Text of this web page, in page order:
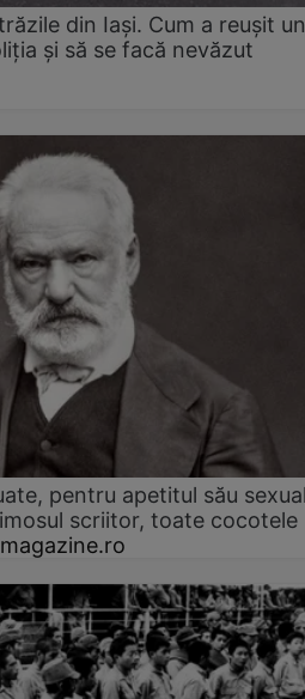
din Iași. Cum a reușit un
și să se facă nevăzut
pentru apetitul său
scriitor, toate cocotele